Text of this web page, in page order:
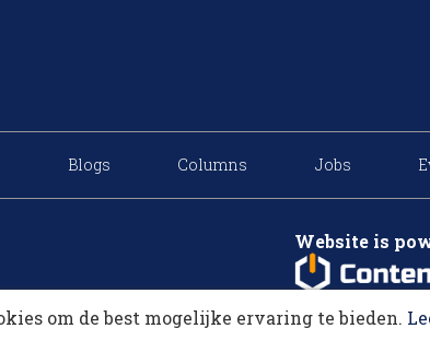
Blogs Columns Jobs
Website is
om de best mogelijke ervaring te bieden.